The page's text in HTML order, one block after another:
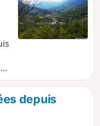
depuis